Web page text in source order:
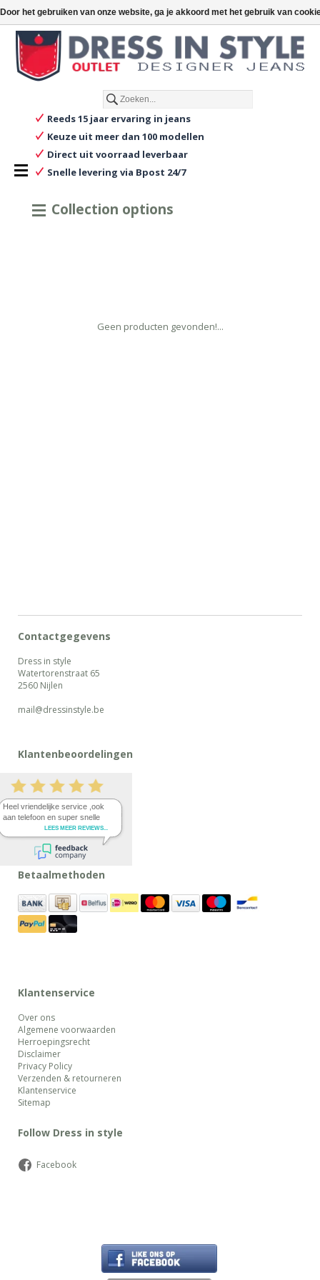
€0,00
€
Reeds 15 jaar ervaring in jeans
Keuze uit meer dan 100 modellen
Direct uit voorraad leverbaar
Snelle levering via Bpost 24/7
Collection options
Geen producten gevonden!...
Contactgegevens
Dress in style
Watertorenstraat 65
2560 Nijlen
mail@dressinstyle.be
Klantenbeoordelingen
Betaalmethoden
Klantenservice
Over ons
Algemene voorwaarden
Herroepingsrecht
Disclaimer
Privacy Policy
Verzenden & retourneren
Klantenservice
Sitemap
Follow Dress in style
Facebook
Door het gebruiken van onze website, ga je akkoord met het gebruik van